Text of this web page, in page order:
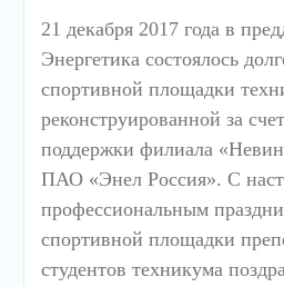
21 декабря 2017 года в
Энергетика состоялось
спортивной площадки
реконструированной за
поддержки филиала
ПАО «Энел Россия». С
профессиональным
спортивной площадки
студентов техникума